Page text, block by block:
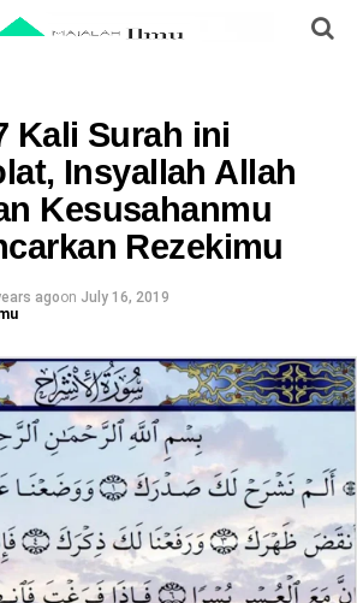
Kali Surah ini
Insyallah Allah
Kesusahanmu
Rezekimu
agoon July 16, 2019